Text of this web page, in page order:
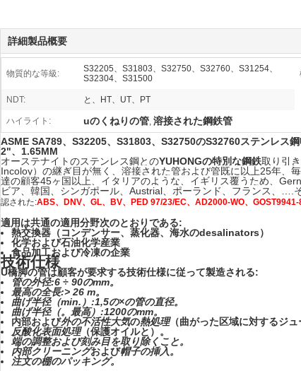
詳細製品概要
物質的な等級:
S32205、S31803、S32750、S32760、S31254、
S32304、S31500
NDT: と、HT、UT、PT
ハイライト: uのくねりの管, 溶接された鋼鉄管
ASME SA789、S32205、S31803、S32750のS32760ステンレス
2"、1.65MM
オーステナイトのステンレス鋼とのYUHONGの特別な鋼鉄取り引
Incoloy）の継ぎ目が無く、溶接された管および管既に以上25年、
達の顧客45ヶ国以上、イタリアのような、イギリス覆うため、
ビア、韓国、シンガポール、Austrial、ポーランド、フランス、….
認された:ABS、DNV、GL、BV、PED 97/23/EC、AD2000-WO、
適用は共通の適用分野次のとおりである:
熱交換器（コンデンサー、蒸化器、海水のdesalinators）
化学および石油化学産業
食品加工および冷凍の企業
技術仕様
U橋脚の管は顧客が要求する技術仕様に従って製造される:
管の外径:6 ÷ 90のmm。
最高の全長:> 26 m。
曲げ半径（min.）:1,5の×の管の直径。
曲げ半径（。最高）:1200のmm。
内部および外の不活性大気の熱処理（曲がった区域に対するジュ
反酸化表面処理（保護オイルと）。
端の調整および刻み目を取り除くこと。
内部クリーニングおよび帽子の挿入。
注文の棚のパッキング。